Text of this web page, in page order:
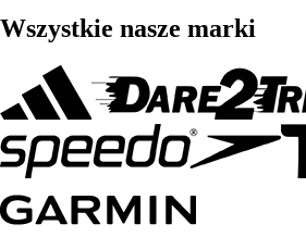
Wszystkie nasze marki